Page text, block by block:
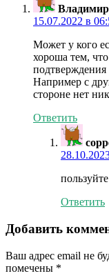
Владимир
15.07.2022 в
Может у кого
хороша тем,
подтверждения
Например с
стороне нет
Ответить
Ответить
Добавить
Ваш адрес email не
помечены *